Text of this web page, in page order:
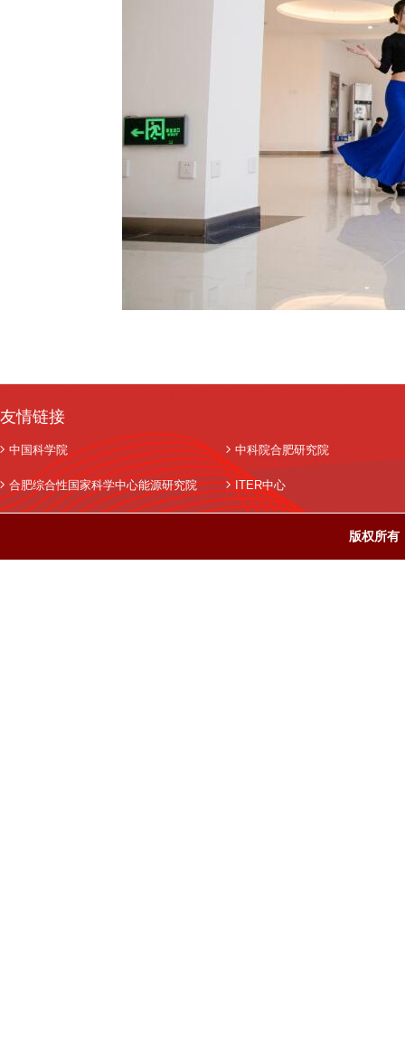
友情链接
中国科学院 中科院合肥研究院
合肥综合性国家科学中心能源研究院 ITER中心
版权所有